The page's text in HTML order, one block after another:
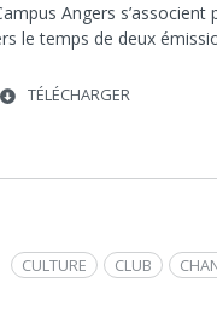
Angers s’associent
le temps de deux
TÉLÉCHARGER
CLUB
CULTURE